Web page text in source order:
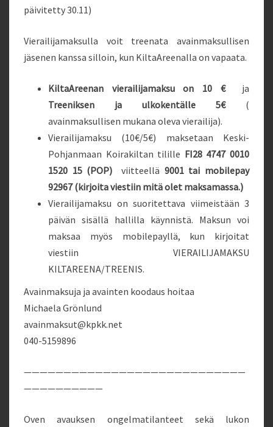
päivitetty 30.11)
Vierailijamaksulla voit treenata avainmaksullisen
jäsenen kanssa silloin, kun KiltaAreenalla on vapaata.
KiltaAreenan vierailijamaksu on 10 €ja
Treeniksen ja ulkokentälle 5€(
avainmaksullisen mukana oleva vierailija).
Vierailijamaksu (10€/5€) maksetaan Keski-
Pohjanmaan Koirakiltan tilille FI28 4747 0010
1520 15 (POP)
viitteellä 9001 tai mobilepay
92967 (kirjoita viestiin mitä olet maksamassa.)
Vierailijamaksu on suoritettava viimeistään 3
päivän sisällä hallilla käynnistä. Maksun voi
maksaa myös mobilepayllä, kun kirjoitat
viestiin VIERAILIJAMAKSU
KILTAREENA/TREENIS.
Avainmaksuja ja avainten koodaus hoitaa
Michaela Grönlund
avainmaksut@kpkk.net
040-5159896
————————————————————————————
——————————
Oven avauksen ongelmatilanteet sekä lukon